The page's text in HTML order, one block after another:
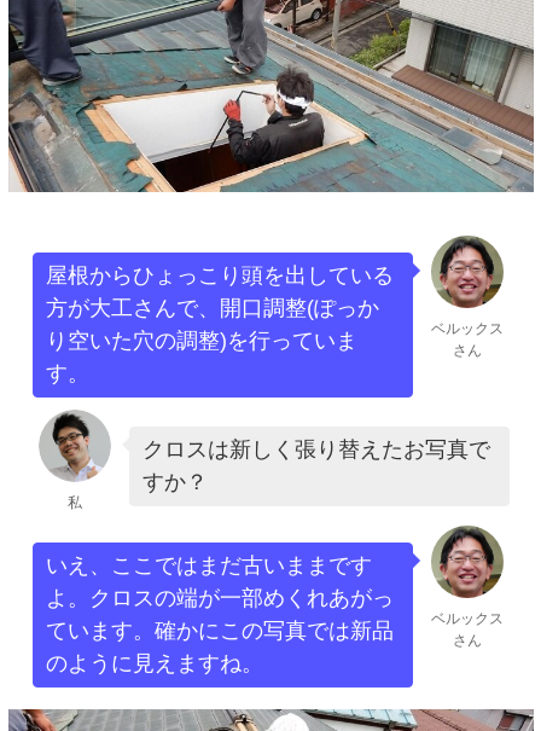
ベルックス
さん
屋根からひょっこり頭を出している
方が大工さんで、開口調整(ぽっか
り空いた穴の調整)を行っていま
す。
私
クロスは新しく張り替えたお写真で
すか？
ベルックス
さん
いえ、ここではまだ古いままです
よ。クロスの端が一部めくれあがっ
ています。確かにこの写真では新品
のように見えますね。